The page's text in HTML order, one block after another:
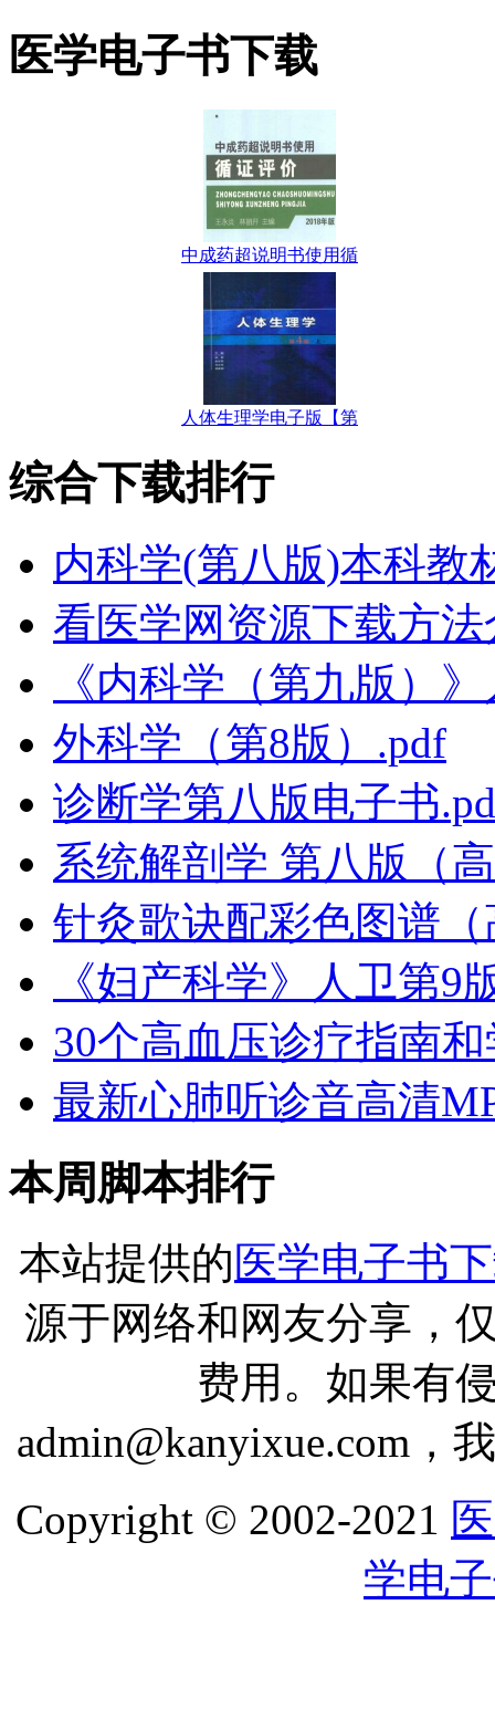
医学电子书下载
中成药超说明书使用循
人体生理学电子版【第
综合下载排行
内科学(第八版)本科教
看医学网资源下载方法
《内科学（第九版）
外科学（第8版）.pdf
诊断学第八版电子书
系统解剖学 第八版（
针灸歌诀配彩色图谱
《妇产科学》人卫第9
30个高血压诊疗指南
最新心肺听诊音高清
本周脚本排行
本站提供的医学电子书
源于网络和网友分享，
费用。如果有
admin@kanyixue.com，
Copyright © 2002-2021
学电